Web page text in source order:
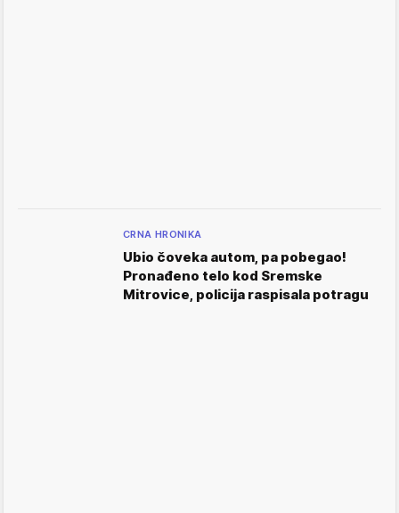
CRNA HRONIKA
Ubio čoveka autom, pa pobegao!
Pronađeno telo kod Sremske
Mitrovice, policija raspisala potragu